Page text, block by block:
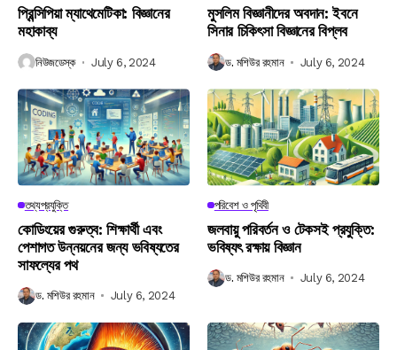
প্রিন্সিপিয়া ম্যাথেমেটিকা: বিজ্ঞানের
মহাকাব্য
নিউজডেস্ক July 6, 2024
মুসলিম বিজ্ঞানীদের অবদান: ইবনে
সিনার চিকিৎসা বিজ্ঞানের বিপ্লব
ড. মশিউর রহমান July 6, 2024
তথ্যপ্রযুক্তি
কোডিংয়ের গুরুত্ব: শিক্ষার্থী এবং
পেশাগত উন্নয়নের জন্য ভবিষ্যতের
সাফল্যের পথ
ড. মশিউর রহমান July 6, 2024
পরিবেশ ও পৃথিবী
জলবায়ু পরিবর্তন ও টেকসই প্রযুক্তি:
ভবিষ্যৎ রক্ষায় বিজ্ঞান
ড. মশিউর রহমান July 6, 2024